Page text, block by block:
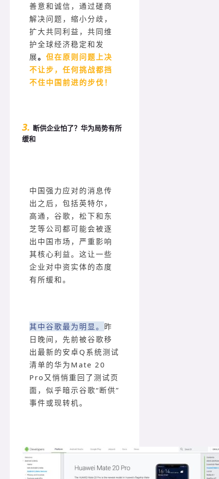
善意和诚信，通过磋商
解决问题，缩小分歧，
扩大共同利益，共同维
护全球经济稳定和发
展。 但在原则问题上决
不让步，任何挑战都挡
不住中国前进的步伐！
3. 断供企业怕了？华为局势有所
缓和
中国强力应对的消息传
出之后，包括英特尔，
高通，谷歌，松下和东
芝等公司都可能会被逐
出中国市场，严重影响
其核心利益。这让一些
企业对中资实体的态度
有所缓和。
其中谷歌最为明显。 昨
日晚间，先前被谷歌移
出最新的安卓Q系统测试
清单的华为Mate 20
Pro又悄悄重回了测试页
面，似乎暗示谷歌“断供”
事件或现转机。